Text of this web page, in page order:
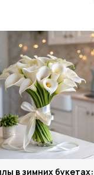
в зимних букетах: